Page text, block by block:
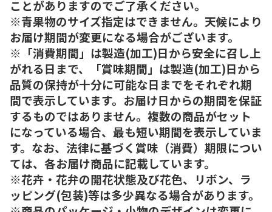
ことがありますのでご了承ください。
※青果物のサイズ指定はできません。天候により
お届け期間が変更になる場合がございます。
※「消費期間」は製造(加工)日から安全に召し上
がれる日まで、「賞味期間」は製造(加工)日から
品質の保持が十分に可能な日までをそれぞれ期
間で表示しています。お届け日からの期間を保証
するものではありません。複数の商品がセット
になっている場合、最も短い期間を表示していま
す。なお、法律に基づく賞味（消費）期限につい
ては、各お届け商品に記載しています。
※花卉・花弁の開花状態及び花色、リボン、ラ
ッピング(包装)等は多少異なる場合があります。